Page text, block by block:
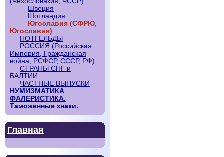
Швеция
Шотландия
Югославия (СФРЮ,
Югославия)
НОТГЕЛЬДЫ
РОССИЯ (Российская
Империя, Гражданская
война, РСФСР, СССР, РФ)
СТРАНЫ СНГ и
БАЛТИИ
ЧАСТНЫЕ ВЫПУСКИ
НУМИЗМАТИКА
ФАЛЕРИСТИКА.
Таможенные знаки.
Главная